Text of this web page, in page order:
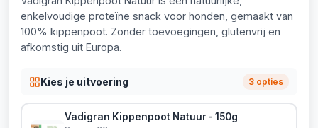
enkelvoudige proteïne snack voor honden, gemaakt van
100% kippenpoot. Zonder toevoegingen, glutenvrij en
afkomstig uit Europa.
Kies je uitvoering 3 opties
Vadigran Kippenpoot Natuur - 150g